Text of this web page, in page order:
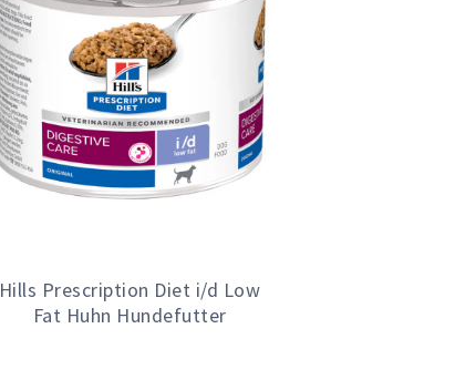
Hills Prescription Diet i/d Low
Fat Huhn Hundefutter